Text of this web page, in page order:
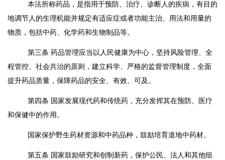
本法所称药品，是指用于预防、治疗、诊断人的疾病，有目的
地调节人的生理机能并规定有适应症或者功能主治、用法和用量的
物质，包括中药、化学药和生物制品等。
第三条 药品管理应当以人民健康为中心，坚持风险管理、全
程管控、社会共治的原则，建立科学、严格的监督管理制度，全面
提升药品质量，保障药品的安全、有效、可及。
第四条 国家发展现代药和传统药，充分发挥其在预防、医疗
和保健中的作用。
国家保护野生药材资源和中药品种，鼓励培育道地中药材。
第五条 国家鼓励研究和创制新药，保护公民、法人和其他组